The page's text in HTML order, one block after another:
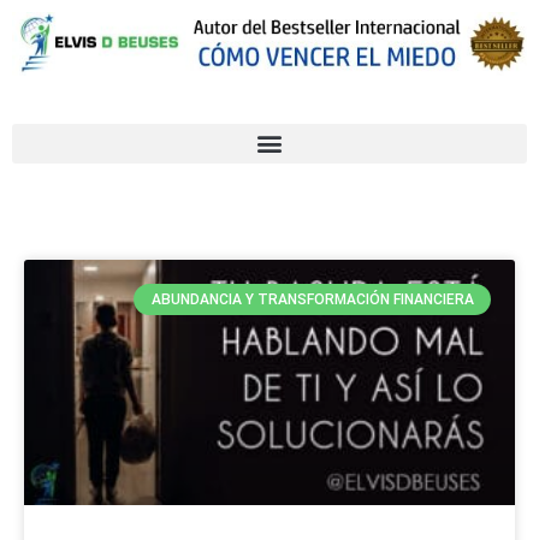
ABUNDANCIA Y TRANSFORMACIÓN FINANCIERA